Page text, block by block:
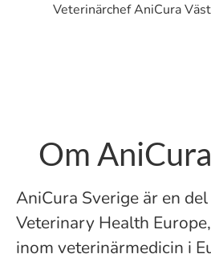
Veterinärchef AniCura
Om
AniCura Sverige är en
Veterinary Health
inom veterinärmedicin i